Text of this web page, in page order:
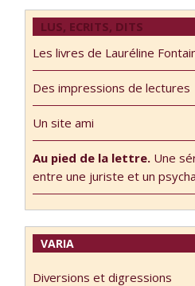
LUS, ECRITS, DITS
Les livres de Lauréline
Des impressions de lectures
Un site ami
Au pied de la lettre. Une
entre une juriste et un
VARIA
Diversions et digressions